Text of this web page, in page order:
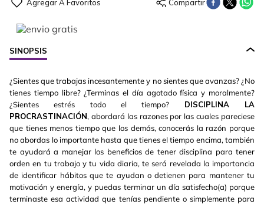
SINOPSIS
¿Sientes que trabajas incesantemente y no sientes que avanzas? ¿No
tienes tiempo libre? ¿Terminas el día agotado física y moralmente?
¿Sientes estrés todo el tiempo? DISCIPLINA LA
PROCRASTINACIÓN, abordará las razones por las cuales pareciese
que tienes menos tiempo que los demás, conocerás la razón porque
no abordas lo importante hasta que tienes el tiempo encima, también
te ayudará a manejar los beneficios de tener disciplina para tener
orden en tu trabajo y tu vida diaria, te será revelada la importancia
de identificar hábitos que te ayudan o detienen para mantener tu
motivación y energía, y puedas terminar un día satisfecho(a) porque
terminaste esa actividad que tenías pendiente o simplemente para